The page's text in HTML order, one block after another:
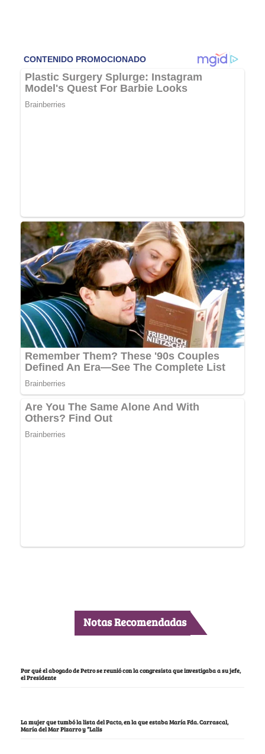
Notas Recomendadas
Por qué el abogado de Petro se reunió con la congresista que investigaba a su jefe,
el Presidente
La mujer que tumbó la lista del Pacto, en la que estaba María Fda. Carrascal,
María del Mar Pizarro y “Lalis